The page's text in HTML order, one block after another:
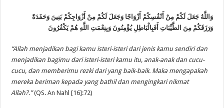
وَاللَّهُ جَعَلَ لَكُمْ مِنْ أَنْفُسِكُمْ أَزْوَاجًا وَجَعَلَ لَكُمْ مِنْ أَزْوَاجِكُمْ بَنِينَ وَحَفَدَةً
وَرَزَقَكُمْ مِنَ الطَّيِّبَاتِ أَفَبِالْبَاطِلِ يُؤْمِنُونَ وَبِنِعْمَتِ اللَّهِ هُمْ يَكْفُرُونَ
“Allah menjadikan bagi kamu isteri-isteri dari jenis kamu sendiri dan
menjadikan bagimu dari isteri-isteri kamu itu, anak-anak dan cucu-
cucu, dan memberimu rezki dari yang baik-baik. Maka mengapakah
mereka beriman kepada yang bathil dan mengingkari nikmat
Allah?.”(QS. An Nahl [16]:72)